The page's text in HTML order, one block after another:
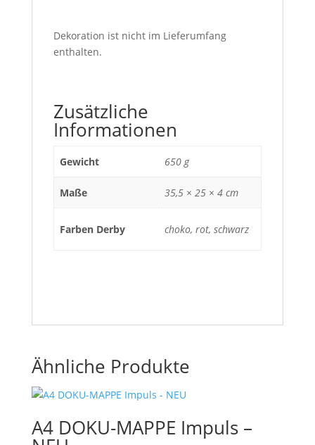
Dekoration ist nicht im Lieferumfang
enthalten.
Zusätzliche
Informationen
Gewicht 650 g
Maße 35,5 × 25 × 4 cm
Farben Derby choko, rot, schwarz
Ähnliche Produkte
A4 DOKU-MAPPE Impuls –